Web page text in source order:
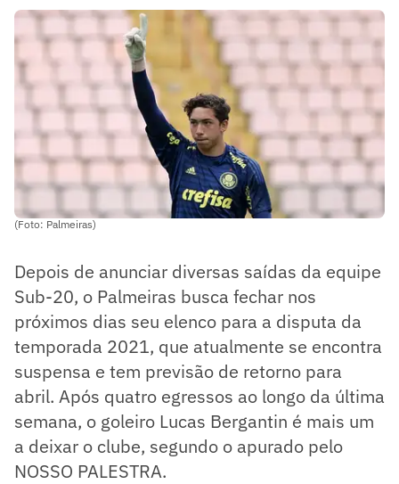
(Foto: Palmeiras)
Depois de anunciar diversas saídas da equipe
Sub-20, o Palmeiras busca fechar nos
próximos dias seu elenco para a disputa da
temporada 2021, que atualmente se encontra
suspensa e tem previsão de retorno para
abril. Após quatro egressos ao longo da última
semana, o goleiro Lucas Bergantin é mais um
a deixar o clube, segundo o apurado pelo
NOSSO PALESTRA.